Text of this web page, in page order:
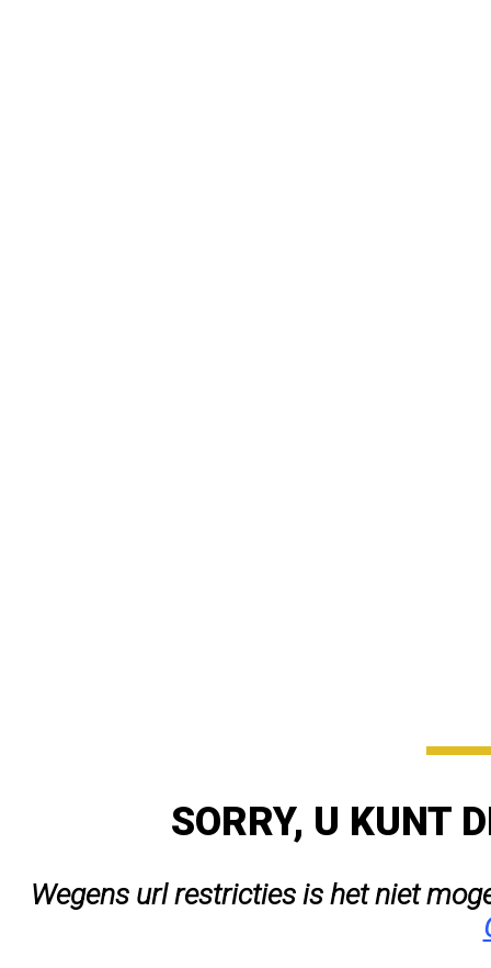
SORRY, U KUNT
Wegens url restricties is het niet